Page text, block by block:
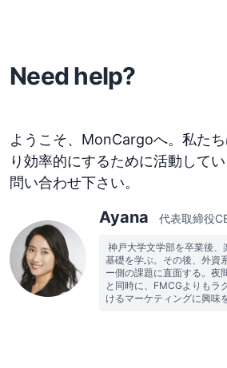
Need help?
ようこそ、MonCargoへ。私た
り効率的にするために活動して
問い合わせ下さい。
Ayana 代表取締役
神戸大学文学部を卒業後
基礎を学ぶ。その後、外資
ー側の課題に直面する。夜
と同時に、FMCGよりもラ
けるマーケティングに興味